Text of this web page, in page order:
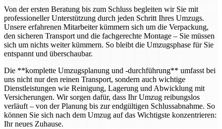
Von der ersten Beratung bis zum Schluss begleiten wir Sie mit
professioneller Unterstützung durch jeden Schritt Ihres Umzugs.
Unsere erfahrenen Mitarbeiter kümmern sich um die Verpackung,
den sicheren Transport und die fachgerechte Montage – Sie müssen
sich um nichts weiter kümmern. So bleibt die Umzugsphase für Sie
entspannt und überschaubar.
Die **komplette Umzugsplanung und -durchführung** umfasst bei
uns nicht nur den reinen Transport, sondern auch wichtige
Dienstleistungen wie Reinigung, Lagerung und Abwicklung mit
Versicherungen. Wir sorgen dafür, dass Ihr Umzug reibungslos
verläuft – von der Planung bis zur endgültigen Schlussabnahme. So
können Sie sich nach dem Umzug auf das Wichtigste konzentrieren:
Ihr neues Zuhause.